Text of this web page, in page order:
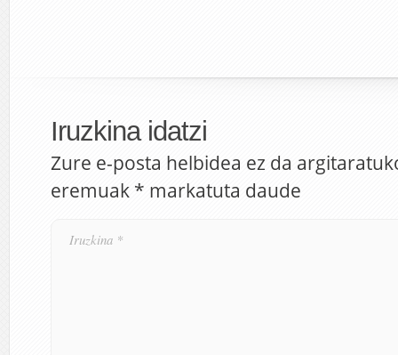
Iruzkina idatzi
Zure e-posta helbidea ez da
eremuak * markatuta daude